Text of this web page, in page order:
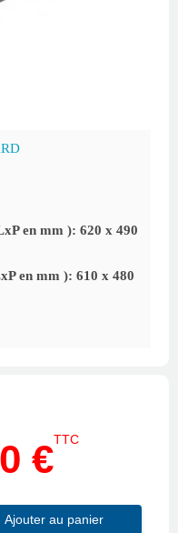
en mm ): 620 x 490
en mm ): 610 x 480
€TTC
Ajouter au panier